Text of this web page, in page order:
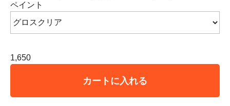
ペイント
1,650
カートに入れる